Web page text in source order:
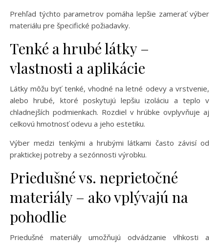
Prehľad týchto parametrov pomáha lepšie zamerať výber
materiálu pre špecifické požiadavky.
Tenké a hrubé látky –
vlastnosti a aplikácie
Látky môžu byť tenké, vhodné na letné odevy a vrstvenie,
alebo hrubé, ktoré poskytujú lepšiu izoláciu a teplo v
chladnejších podmienkach. Rozdiel v hrúbke ovplyvňuje aj
celkovú hmotnosť odevu a jeho estetiku.
Výber medzi tenkými a hrubými látkami často závisí od
praktickej potreby a sezónnosti výrobku.
Priedušné vs. neprietočné
materiály – ako vplývajú na
pohodlie
Priedušné materiály umožňujú odvádzanie vlhkosti a